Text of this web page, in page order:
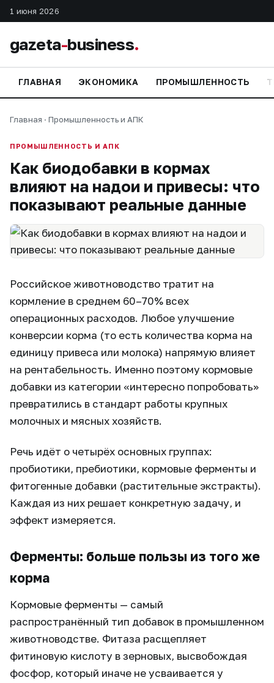
1 июня 2026
gazeta-business.
ГЛАВНАЯ ЭКОНОМИКА ПРОМЫШЛЕННОСТЬ
Главная · Промышленность и АПК
ПРОМЫШЛЕННОСТЬ И АПК
Как биодобавки в кормах
влияют на надои и привесы: что
показывают реальные данные
Российское животноводство тратит на
кормление в среднем 60–70% всех
операционных расходов. Любое улучшение
конверсии корма (то есть количества корма на
единицу привеса или молока) напрямую влияет
на рентабельность. Именно поэтому кормовые
добавки из категории «интересно попробовать»
превратились в стандарт работы крупных
молочных и мясных хозяйств.
Речь идёт о четырёх основных группах:
пробиотики, пребиотики, кормовые ферменты и
фитогенные добавки (растительные экстракты).
Каждая из них решает конкретную задачу, и
эффект измеряется.
Ферменты: больше пользы из того же
корма
Кормовые ферменты — самый
распространённый тип добавок в промышленном
животноводстве. Фитаза расщепляет
фитиновую кислоту в зерновых, высвобождая
фосфор, который иначе не усваивается у